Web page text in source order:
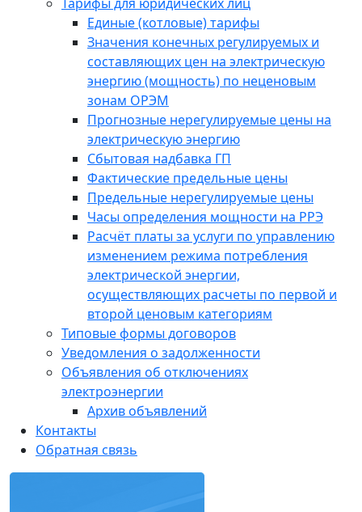
Единые (котловые) тарифы
Значения конечных регулируемых и
составляющих цен на электрическую
энергию (мощность) по неценовым
зонам ОРЭМ
Прогнозные нерегулируемые цены на
электрическую энергию
Сбытовая надбавка ГП
Фактические предельные цены
Предельные нерегулируемые цены
Часы определения мощности на РРЭ
Расчёт платы за услуги по управлению
изменением режима потребления
электрической энергии,
осуществляющих расчеты по первой и
второй ценовым категориям
Типовые формы договоров
Уведомления о задолженности
Объявления об отключениях
электроэнергии
Архив объявлений
Контакты
Обратная связь